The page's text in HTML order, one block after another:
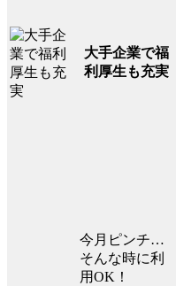
大手企業で福
利厚生も充実
今月ピンチ…
そんな時に利
用OK！